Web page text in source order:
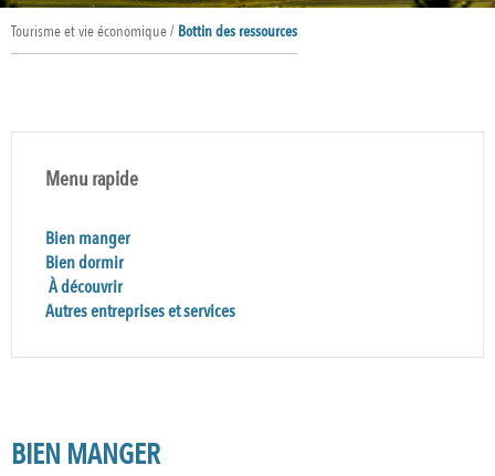
Tourisme et vie économique / Bottin des ressources
Menu rapide
Bien manger
Bien dormir
À découvrir
Autres entreprises et services
BIEN MANGER